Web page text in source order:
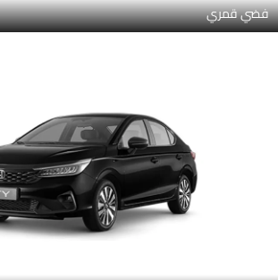
فضي قمري